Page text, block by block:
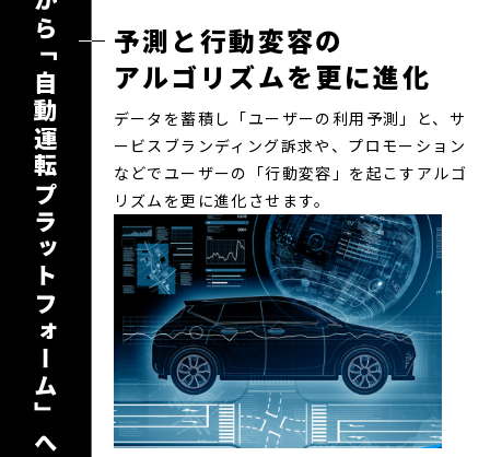
「自動運転プラットフォーム」へ
予測と行動変容の
アルゴリズムを更に進化
データを蓄積し「ユーザーの利用予測」と、サ
ービスブランディング訴求や、プロモーション
などでユーザーの「行動変容」を起こすアルゴ
リズムを更に進化させます。